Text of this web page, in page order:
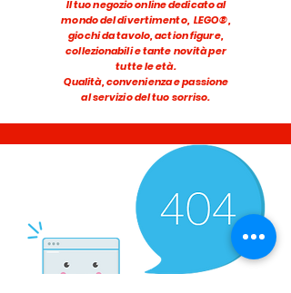
Il tuo negozio online dedicato al
mondo del divertimento, LEGO®,
giochi da tavolo, action figure,
collezionabili e tante novità per
tutte le età.
Qualità, convenienza e passione
al servizio del tuo sorriso.